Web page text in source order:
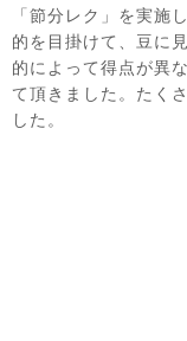
「節分レク」を実施
的を目掛けて、豆に
的によって得点が異
て頂きました。たく
した。